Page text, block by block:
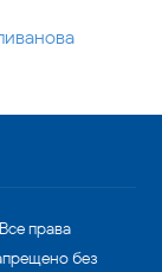
права
без